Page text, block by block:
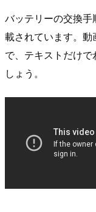
バッテリーの交換
載されています。
で、テキストだけ
しょう。